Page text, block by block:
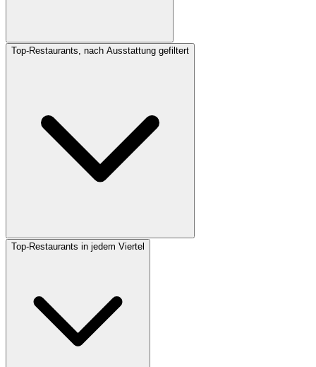
Top-Restaurants, nach Ausstattung gefiltert
Top-Restaurants in jedem Viertel